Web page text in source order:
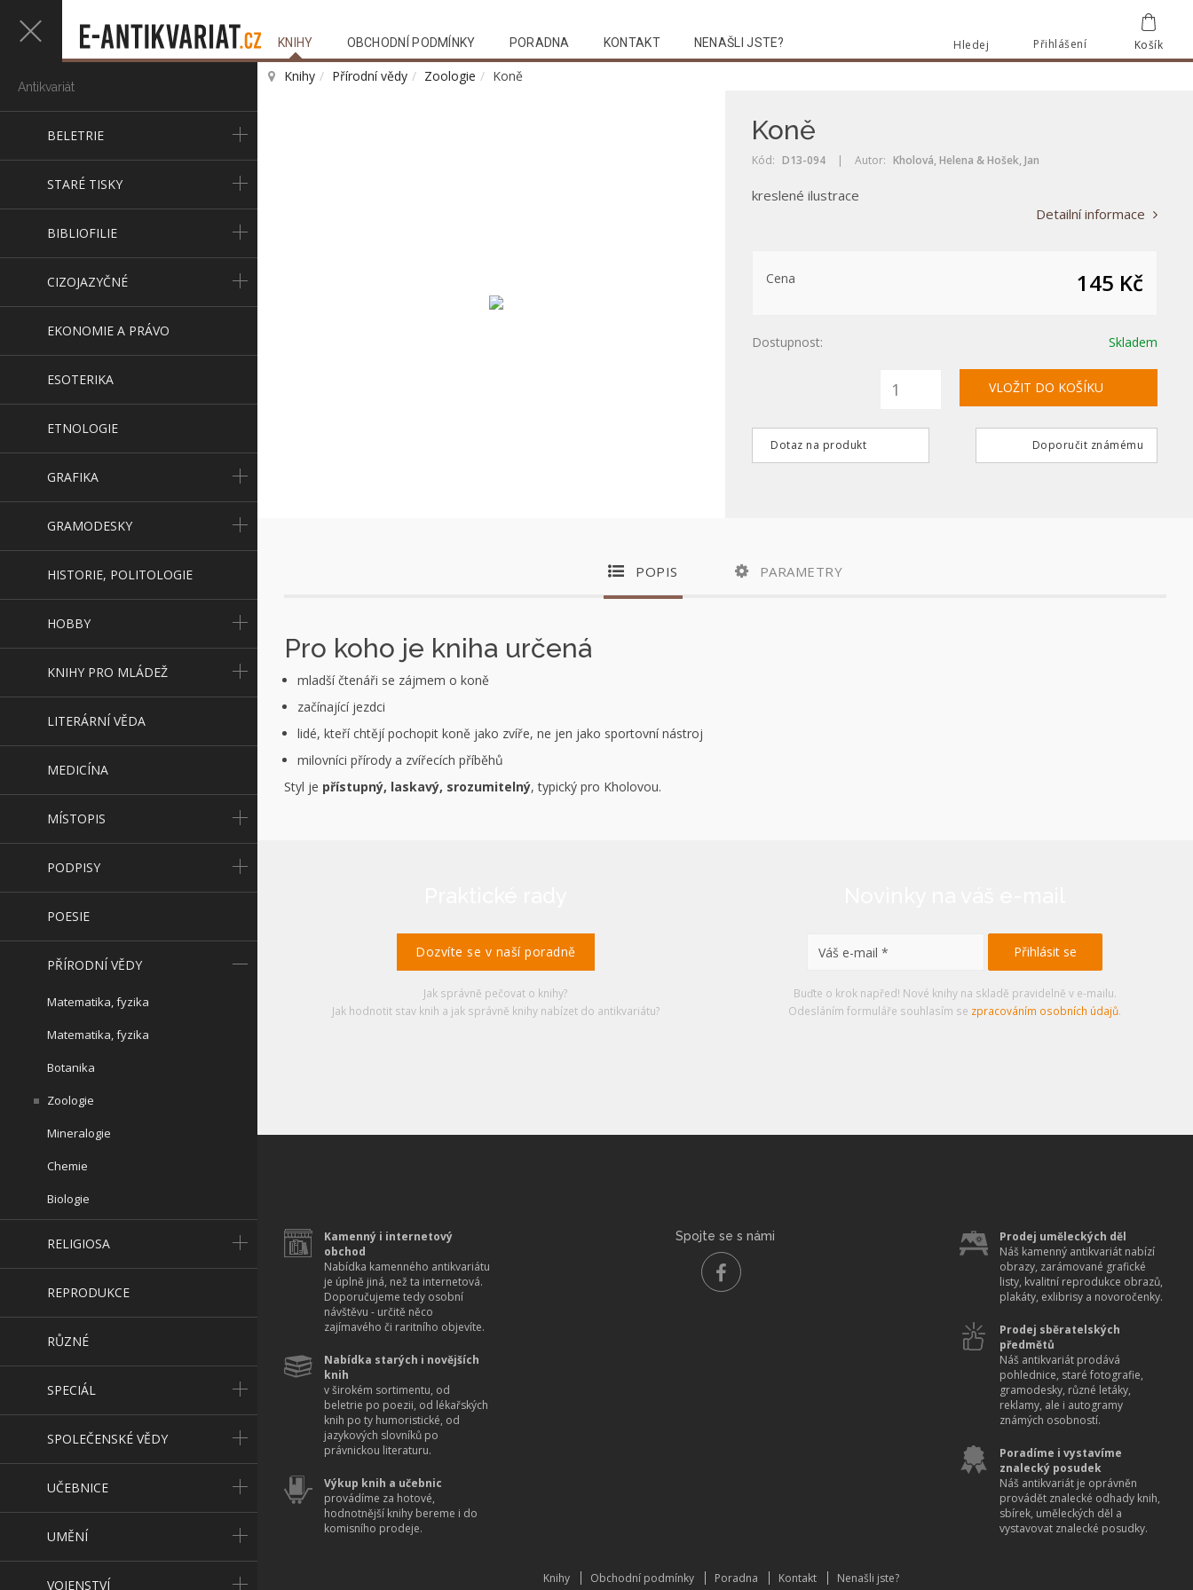
Košík
Přihlášení
Hledej
KNIHY OBCHODNÍ PODMÍNKY PORADNA KONTAKT NENAŠLI JSTE?
Antikvariát
BELETRIE
STARÉ TISKY
BIBLIOFILIE
CIZOJAZYČNÉ
EKONOMIE A PRÁVO
ESOTERIKA
ETNOLOGIE
GRAFIKA
GRAMODESKY
HISTORIE, POLITOLOGIE
HOBBY
KNIHY PRO MLÁDEŽ
LITERÁRNÍ VĚDA
MEDICÍNA
MÍSTOPIS
PODPISY
POESIE
PŘÍRODNÍ VĚDY
Matematika, fyzika
Matematika, fyzika
Botanika
Zoologie
Mineralogie
Chemie
Biologie
RELIGIOSA
REPRODUKCE
RŮZNÉ
SPECIÁL
SPOLEČENSKÉ VĚDY
UČEBNICE
UMĚNÍ
VOJENSTVÍ
Knihy Přírodní vědy Zoologie Koně
Koně
Kód: D13-094 | Autor: Kholová, Helena & Hošek, Jan
kreslené ilustrace
Detailní informace
Cena 145 Kč
Dostupnost: Skladem
Dotaz na produkt Doporučit známému
POPIS PARAMETRY
Pro koho je kniha určená
mladší čtenáři se zájmem o koně
začínající jezdci
lidé, kteří chtějí pochopit koně jako zvíře, ne jen jako sportovní nástroj
milovníci přírody a zvířecích příběhů
Styl je přístupný, laskavý, srozumitelný, typický pro Kholovou.
Dozvíte se v naší poradně
Jak správně pečovat o knihy?
Jak hodnotit stav knih a jak správně knihy nabízet do antikvariátu?
Buďte o krok napřed! Nové knihy na skladě pravidelně v e-mailu.
Odesláním formuláře souhlasím se zpracováním osobních údajů.
Kamenný i internetový
obchod
Nabídka kamenného antikvariátu
je úplně jiná, než ta internetová.
Doporučujeme tedy osobní
návštěvu - určitě něco
zajímavého či raritního objevíte.
Nabídka starých i novějších
knih
v širokém sortimentu, od
beletrie po poezii, od lékařských
knih po ty humoristické, od
jazykových slovníků po
právnickou literaturu.
Výkup knih a učebnic
provádíme za hotové,
hodnotnější knihy bereme i do
komisního prodeje.
Prodej uměleckých děl
Náš kamenný antikvariát nabízí
obrazy, zarámované grafické
listy, kvalitní reprodukce obrazů,
plakáty, exlibrisy a novoročenky.
Prodej sběratelských
předmětů
Náš antikvariát prodává
pohlednice, staré fotografie,
gramodesky, různé letáky,
reklamy, ale i autogramy
známých osobností.
Poradíme i vystavíme
znalecký posudek
Náš antikvariát je oprávněn
provádět znalecké odhady knih,
sbírek, uměleckých děl a
vystavovat znalecké posudky.
Spojte se s námi
Knihy Obchodní podmínky Poradna Kontakt Nenašli jste?